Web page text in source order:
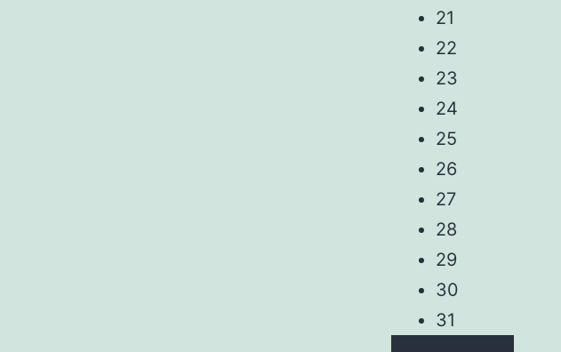
21
22
23
24
25
26
27
28
29
30
31